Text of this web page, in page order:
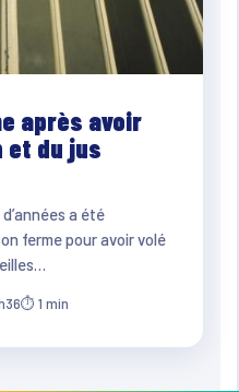
après avoir
et du jus
a été
ferme pour avoir volé
⏱ 1 min